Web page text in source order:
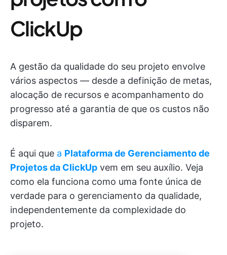
ClickUp
A gestão da qualidade do seu projeto envolve
vários aspectos — desde a definição de metas,
alocação de recursos e acompanhamento do
progresso até a garantia de que os custos não
disparem.
É aqui que a Plataforma de Gerenciamento de
Projetos da ClickUp vem em seu auxílio. Veja
como ela funciona como uma fonte única de
verdade para o gerenciamento da qualidade,
independentemente da complexidade do
projeto.